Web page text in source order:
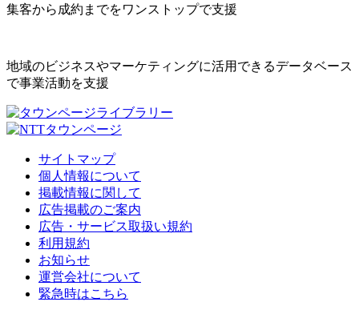
集客から成約までをワンストップで支援
地域のビジネスやマーケティングに活用できるデータベース
で事業活動を支援
サイトマップ
個人情報について
掲載情報に関して
広告掲載のご案内
広告・サービス取扱い規約
利用規約
お知らせ
運営会社について
緊急時はこちら